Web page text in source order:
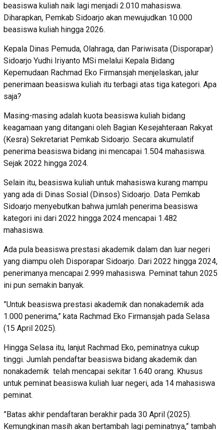
beasiswa kuliah naik lagi menjadi 2.010 mahasiswa.
Diharapkan, Pemkab Sidoarjo akan mewujudkan 10.000
beasiswa kuliah hingga 2026.
Kepala Dinas Pemuda, Olahraga, dan Pariwisata (Disporapar)
Sidoarjo Yudhi Iriyanto MSi melalui Kepala Bidang
Kepemudaan Rachmad Eko Firmansjah menjelaskan, jalur
penerimaan beasiswa kuliah itu terbagi atas tiga kategori. Apa
saja?
Masing-masing adalah kuota beasiswa kuliah bidang
keagamaan yang ditangani oleh Bagian Kesejahteraan Rakyat
(Kesra) Sekretariat Pemkab Sidoarjo. Secara akumulatif
penerima beasiswa bidang ini mencapai 1.504 mahasiswa.
Sejak 2022 hingga 2024.
Selain itu, beasiswa kuliah untuk mahasiswa kurang mampu
yang ada di Dinas Sosial (Dinsos) Sidoarjo. Data Pemkab
Sidoarjo menyebutkan bahwa jumlah penerima beasiswa
kategori ini dari 2022 hingga 2024 mencapai 1.482
mahasiswa.
Ada pula beasiswa prestasi akademik dalam dan luar negeri
yang diampu oleh Disporapar Sidoarjo. Dari 2022 hingga 2024,
penerimanya mencapai 2.999 mahasiswa. Peminat tahun 2025
ini pun semakin banyak.
”Untuk beasiswa prestasi akademik dan nonakademik ada
1.000 penerima,” kata Rachmad Eko Firmansjah pada Selasa
(15 April 2025).
Hingga Selasa itu, lanjut Rachmad Eko, peminatnya cukup
tinggi. Jumlah pendaftar beasiswa bidang akademik dan
nonakademik telah mencapai sekitar 1.640 orang. Khusus
untuk peminat beasiswa kuliah luar negeri, ada 14 mahasiswa
peminat.
”Batas akhir pendaftaran berakhir pada 30 April (2025).
Kemungkinan masih akan bertambah lagi peminatnya,” tambah